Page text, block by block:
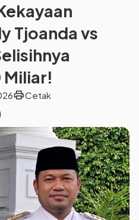
Tjoanda vs
Miliar!
printCetak